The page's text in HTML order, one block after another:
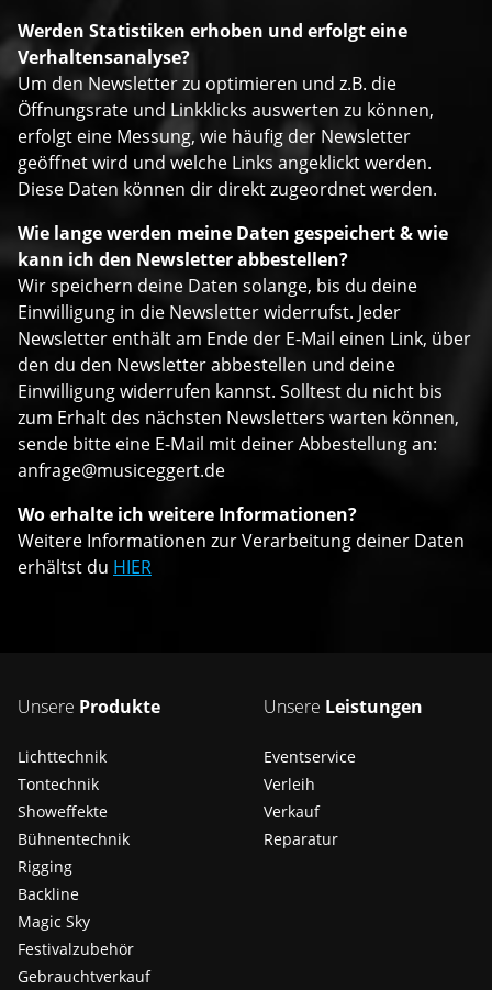
Werden Statistiken erhoben und erfolgt eine
Verhaltensanalyse?
Um den Newsletter zu optimieren und z.B. die
Öffnungsrate und Linkklicks auswerten zu können,
erfolgt eine Messung, wie häufig der Newsletter
geöffnet wird und welche Links angeklickt werden.
Diese Daten können dir direkt zugeordnet werden.
Wie lange werden meine Daten gespeichert & wie
kann ich den Newsletter abbestellen?
Wir speichern deine Daten solange, bis du deine
Einwilligung in die Newsletter widerrufst. Jeder
Newsletter enthält am Ende der E-Mail einen Link, über
den du den Newsletter abbestellen und deine
Einwilligung widerrufen kannst. Solltest du nicht bis
zum Erhalt des nächsten Newsletters warten können,
sende bitte eine E-Mail mit deiner Abbestellung an:
anfrage@musiceggert.de
Wo erhalte ich weitere Informationen?
Weitere Informationen zur Verarbeitung deiner Daten
erhältst du HIER
Unsere Produkte
Lichttechnik
Tontechnik
Showeffekte
Bühnentechnik
Rigging
Backline
Magic Sky
Festivalzubehör
Gebrauchtverkauf
Unsere Leistungen
Eventservice
Verleih
Verkauf
Reparatur